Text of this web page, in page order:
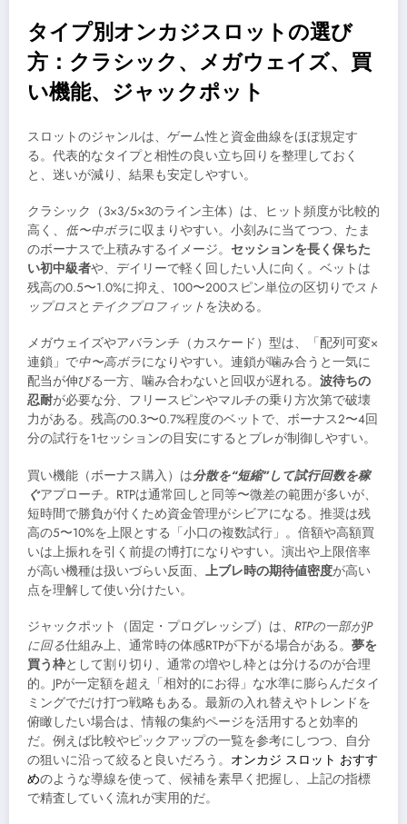
タイプ別オンカジスロットの選び
方：クラシック、メガウェイズ、買
い機能、ジャックポット
スロットのジャンルは、ゲーム性と資金曲線をほぼ規定す
る。代表的なタイプと相性の良い立ち回りを整理しておく
と、迷いが減り、結果も安定しやすい。
クラシック（3×3/5×3のライン主体）は、ヒット頻度が比較的
高く、 低〜中ボラに収まりやすい。小刻みに当てつつ、たま
のボーナスで上積みするイメージ。 セッションを長く保ちた
い初中級者や、デイリーで軽く回したい人に向く。ベットは
残高の0.5〜1.0%に抑え、100〜200スピン単位の区切りでスト
ップロス と テイクプロフィット を決める。
メガウェイズやアバランチ（カスケード）型は、「配列可変×
連鎖」で中〜高ボラになりやすい。連鎖が噛み合うと一気に
配当が伸びる一方、噛み合わないと回収が遅れる。 波待ちの
忍耐が必要な分、フリースピンやマルチの乗り方次第で破壊
力がある。残高の0.3〜0.7%程度のベットで、ボーナス2〜4回
分の試行を1セッションの目安にするとブレが制御しやすい。
買い機能（ボーナス購入）は分散を“短縮”して試行回数を稼
ぐアプローチ。RTPは通常回しと同等〜微差の範囲が多いが、
短時間で勝負が付くため資金管理がシビアになる。推奨は残
高の5〜10%を上限とする「小口の複数試行」。倍額や高額買
いは上振れを引く前提の博打になりやすい。演出や上限倍率
が高い機種は扱いづらい反面、 上ブレ時の期待値密度が高い
点を理解して使い分けたい。
ジャックポット（固定・プログレッシブ）は、 RTPの一部がJP
に回る仕組み上、通常時の体感RTPが下がる場合がある。 夢を
買う枠として割り切り、通常の増やし枠とは分けるのが合理
的。JPが一定額を超え「相対的にお得」な水準に膨らんだタイ
ミングでだけ打つ戦略もある。最新の入れ替えやトレンドを
俯瞰したい場合は、情報の集約ページを活用すると効率的
だ。例えば比較やピックアップの一覧を参考にしつつ、自分
の狙いに沿って絞ると良いだろう。 オンカジ スロット おすす
めのような導線を使って、候補を素早く把握し、上記の指標
で精査していく流れが実用的だ。